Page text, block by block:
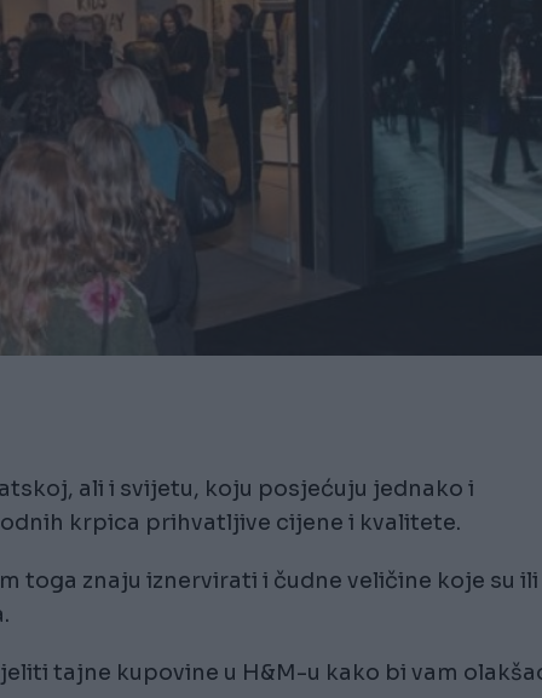
ali i svijetu, koju posjećuju jednako i
krpica prihvatljive cijene i kvalitete.
toga znaju iznervirati i čudne veličine koje su ili
tajne kupovine u H&M-u kako bi vam